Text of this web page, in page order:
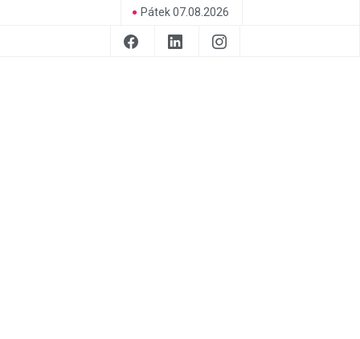
Pátek 07.08.2026